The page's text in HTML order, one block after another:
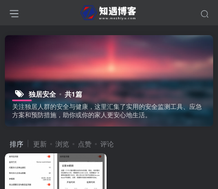
独居安全 共1篇
关注独居人群的安全与健康，这里汇集了实用的安全监测工具、应急
方案和预防措施，助你或你的家人更安心地生活。
排序 更新 浏览 点赞 评论